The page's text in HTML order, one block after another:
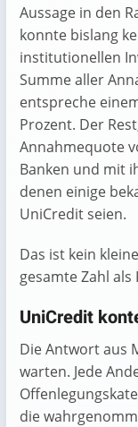
Aussage in den
konnte bislang
institutionellen
Summe aller
entspreche
Prozent. Der
Annahmequote
Banken und mit
denen einige
UniCredit seien.
Das ist kein
gesamte Zahl
UniCredit
Die Antwort aus
warten. Jede
die